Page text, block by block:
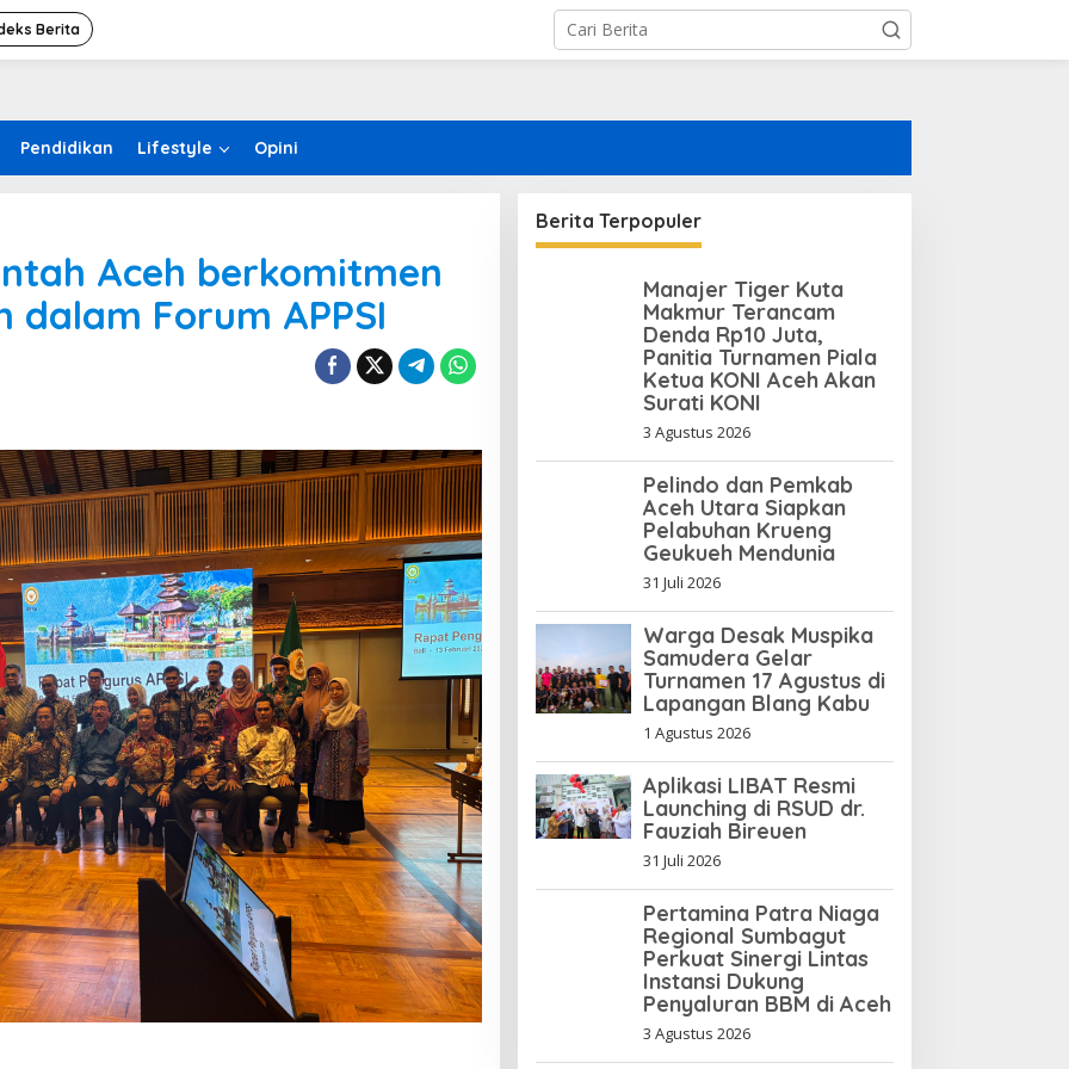
Berita
Pendidikan Lifestyle Opini
Aceh berkomitmen
Forum APPSI
Berita Terpopuler
Manajer Tiger Kuta
Makmur Terancam
Denda Rp10 Juta,
Panitia Turnamen Piala
Ketua KONI Aceh Akan
Surati KONI
3 Agustus 2026
Pelindo dan Pemkab
Aceh Utara Siapkan
Pelabuhan Krueng
Geukueh Mendunia
31 Juli 2026
Warga Desak Muspika
Samudera Gelar
Turnamen 17 Agustus di
Lapangan Blang Kabu
1 Agustus 2026
Aplikasi LIBAT Resmi
Launching di RSUD dr.
Fauziah Bireuen
31 Juli 2026
Pertamina Patra Niaga
Regional Sumbagut
Perkuat Sinergi Lintas
Instansi Dukung
Penyaluran BBM di Aceh
3 Agustus 2026